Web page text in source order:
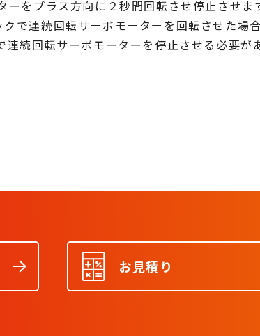
をプラス方向に２秒間回転させ停止させま
で連続回転サーボモーターを回転させた場合
続回転サーボモーターを停止させる必要が
お見積り